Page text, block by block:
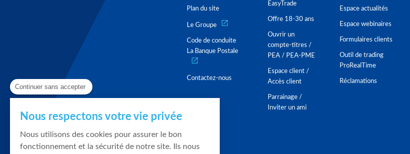
Plan du site
Le Groupe
Code de conduite
La Banque Postale
Contactez-nous
EasyTrade
Offre 18-30 ans
Ouvrir un
compte-titres /
PEA / PEA-PME
Espace client /
Accès client
Parrainage /
Inviter un ami
Espace actualités
Espace webinaires
Formulaires clients
Outil de trading
ProRealTime
Réclamations
Continuer sans accepter
Nous respectons votre vie privée
Nous utilisons des cookies pour assurer le bon
fonctionnement et la sécurité de notre site. Ils nous